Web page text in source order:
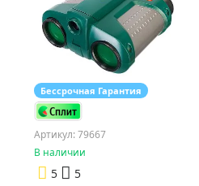
Бессрочная Гарантия
Артикул: 79667
В наличии
5
5